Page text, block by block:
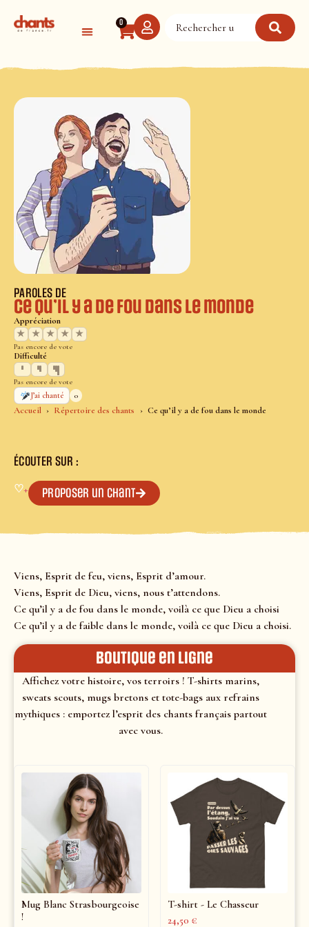
0
Accueil Répertoire des chants Ce qu’il y a de fou dans le monde
PAROLES DE
Ce qu’il y a de fou dans le monde
Appréciation
★
★ ★ ★ ★
Pas encore de vote
Difficulté
Pas encore de vote
J’ai chanté
0
ÉCOUTER SUR :
♡+ Proposer un chant
Viens, Esprit de feu, viens, Esprit d’amour.
Viens, Esprit de Dieu, viens, nous t’attendons.
Ce qu’il y a de fou dans le monde, voilà ce que Dieu a choisi
Ce qu’il y a de faible dans le monde, voilà ce que Dieu a choisi.
Boutique en ligne
Affichez votre histoire, vos terroirs ! T-shirts marins,
sweats scouts, mugs bretons et tote-bags aux refrains
mythiques : emportez l’esprit des chants français partout
avec vous.
Mug Blanc Strasbourgeoise
!
T-shirt - Le Chasseur
24,50 €